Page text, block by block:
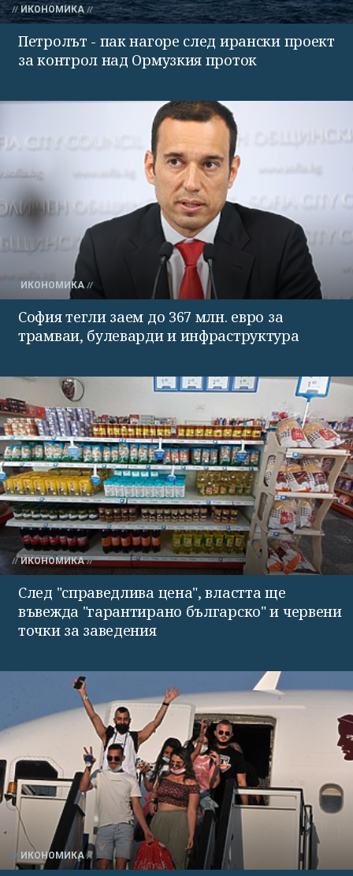
ИКОНОМИКА
Петролът - пак нагоре след ирански проект
за контрол над Ормузкия проток
ИКОНОМИКА
София тегли заем до 367 млн. евро за
трамваи, булеварди и инфраструктура
ИКОНОМИКА
След "справедлива цена", властта ще
въвежда "гарантирано българско" и червени
точки за заведения
ИКОНОМИКА